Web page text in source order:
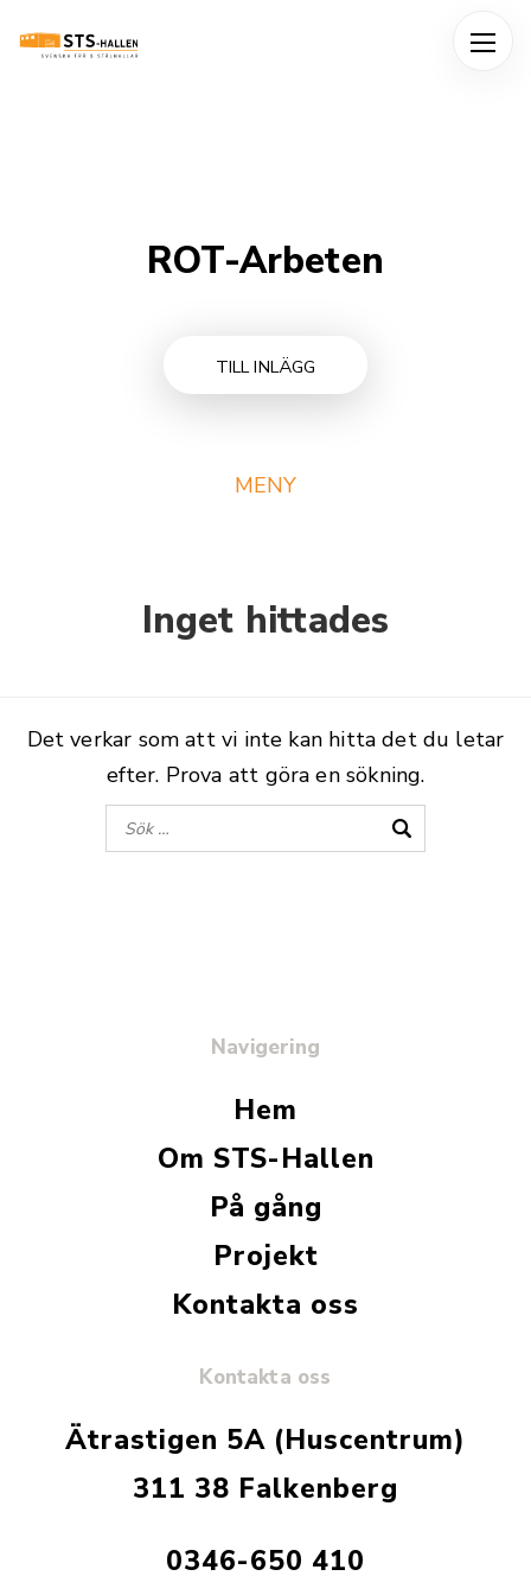
ROT-Arbeten
TILL INLÄGG
MENY
Nyproduktion
Inget hittades
Det verkar som att vi inte kan hitta det du letar
efter. Prova att göra en sökning.
Navigering
Hem
Om STS-Hallen
På gång
Projekt
Kontakta oss
Kontakta oss
Ätrastigen 5A (Huscentrum)
311 38 Falkenberg
0346-650 410